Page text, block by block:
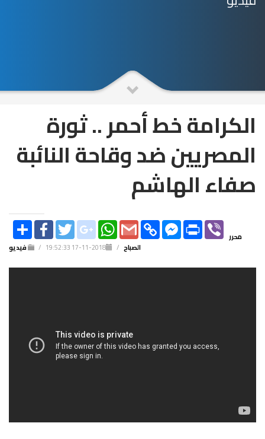
الكرامة خط أحمر .. ثورة
المصريين ضد وقاحة النائبة
صفاء الهاشم
SHARE FACEBOOKTWITTERGOOGLE_PLUS
WHATSAPP
GMAIL
COPY
LINK
FACEBOOK
MESSENGER
PRINT
محرر
الصباح /
2018-11-17 19:52:33
/ فيديو